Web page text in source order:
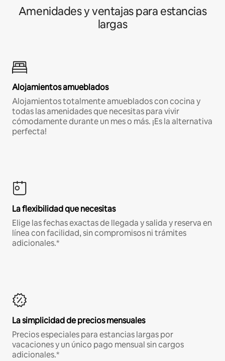
Amenidades y ventajas para estancias
largas
Alojamientos amueblados
Alojamientos totalmente amueblados con cocina y
todas las amenidades que necesitas para vivir
cómodamente durante un mes o más. ¡Es la alternativa
perfecta!
La flexibilidad que necesitas
Elige las fechas exactas de llegada y salida y reserva en
línea con facilidad, sin compromisos ni trámites
adicionales.*
La simplicidad de precios mensuales
Precios especiales para estancias largas por
vacaciones y un único pago mensual sin cargos
adicionales.*